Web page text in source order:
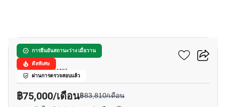
การยืนยันสถานะว่าง เมื่อวาน
ดีลพิเศษ
ผ่านการตรวจสอบแล้ว
เซเลส อโศก
อโศก, กรุงเทพ
฿75,000/เดือน฿83,810/เดือน